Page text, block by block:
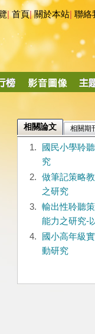
|首頁|關於本站 聯絡
相關論文 相關期
1.
國民小學聆
究
2.
做筆記策略
之研究
3.
輸出性聆聽
能力之研究-
4.
國小高年級
動研究